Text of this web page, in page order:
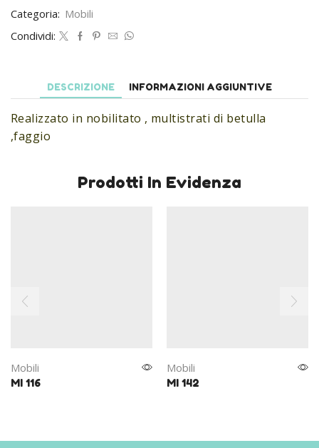
Categoria: Mobili
Condividi:
DESCRIZIONE INFORMAZIONI AGGIUNTIVE
Realizzato in nobilitato , multistrati di betulla
,faggio
Prodotti In Evidenza
Mobili
MI 116
Mobili
MI 142